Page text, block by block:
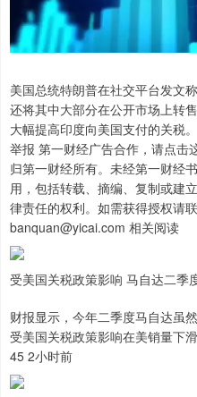
美国总统特朗普在社交平台发文
还将其中大部分在公开市场上转
大幅提高印度向美国支付的关税。
举报 第一财经广告合作，请点击
归第一财经所有。未经第一财经
用，包括转载、摘编、复制或建
律责任的权利。如需获得授权请
banquan@yicai.com 相关阅读
受美国关税政策影响 马自达二季
财报显示，今年二季度马自达虽
受美国关税政策影响在美销量下滑
45 2小时前